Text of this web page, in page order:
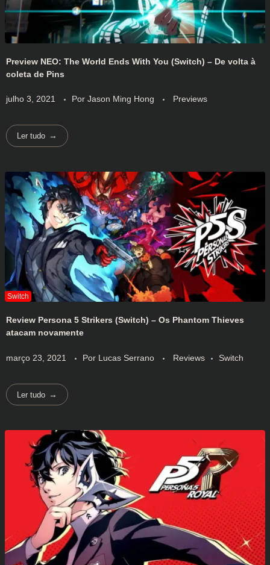
Preview NEO: The World Ends With You (Switch) – De volta à
coleta de Pins
julho 3, 2021 Por Jason Ming Hong Previews
Ler tudo
Review Persona 5 Strikers (Switch) – Os Phantom Thieves
atacam novamente
março 23, 2021 Por Lucas Serrano Reviews Switch
Ler tudo